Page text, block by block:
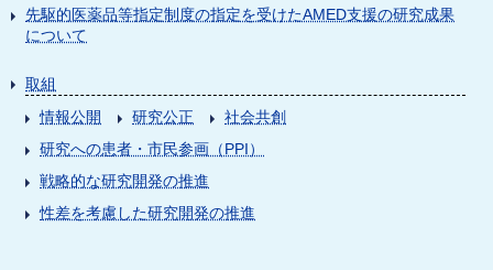
先駆的医薬品等指定制度の指定を受けたAMED支援の研究成果
について
取組
情報公開
研究公正
社会共創
研究への患者・市民参画（PPI）
戦略的な研究開発の推進
性差を考慮した研究開発の推進